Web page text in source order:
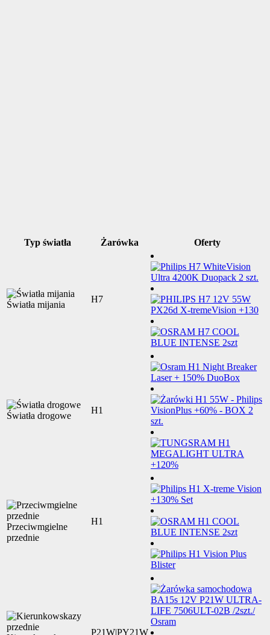
Typ światła Żarówka Oferty
Światła mijania
H7
Światła drogowe
H1
Przeciwmgielne
przednie
H1
P21W|PY21W